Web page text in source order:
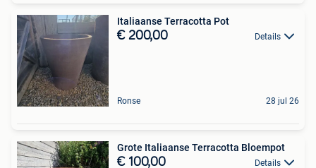
Italiaanse Terracotta Pot
€ 200,00 Details
Ronse 28 jul 26
Grote Italiaanse Terracotta Bloempot
€ 100,00 Details